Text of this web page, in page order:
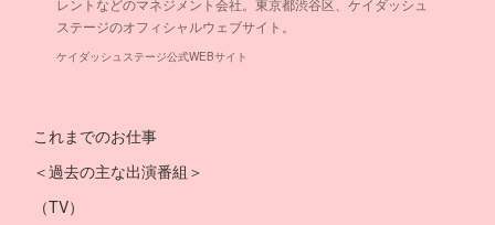
ステージのオフィシャルウェブサイト。
ケイダッシュステージ公式WEBサイト
これまでのお仕事
＜過去の主な出演番組＞
（TV）